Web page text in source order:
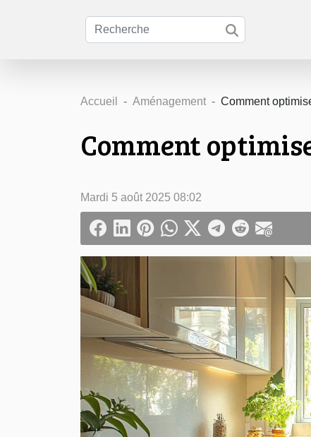
Accueil Aménagement Comment
Comment
Mardi 5 août 2025 08:02